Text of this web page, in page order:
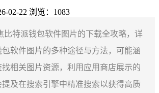
02-22 浏览：1083
比特派钱包软件图片的下载全攻略，详
软件图片的多种途径与方法，可能涵
相关图片资源，利用应用商店展示的
及在搜索引擎中精准搜索以获得高质